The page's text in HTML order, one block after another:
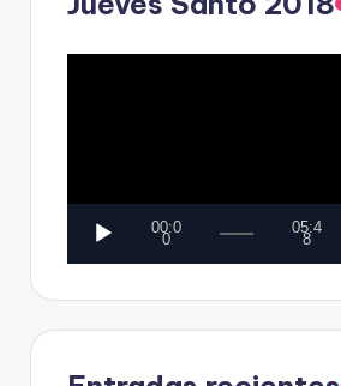
d
o
00:0
0
05:4
8